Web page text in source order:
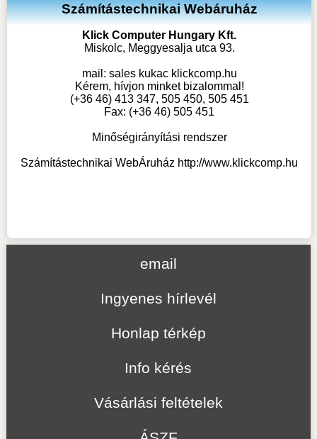
Számítástechnikai Webáruház
Klick Computer Hungary Kft.
Miskolc, Meggyesalja utca 93.
mail: sales kukac klickcomp.hu
Kérem, hívjon minket bizalommal!
(+36 46) 413 347, 505 450, 505 451
Fax: (+36 46) 505 451
Minőségirányítási rendszer
Számítástechnikai WebÁruház http://www.klickcomp.hu
email
Ingyenes hírlevél
Honlap térkép
Info kérés
Vásárlási feltételek